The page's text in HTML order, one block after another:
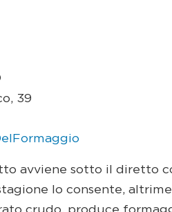
39
avviene sotto il diretto
lo consente,